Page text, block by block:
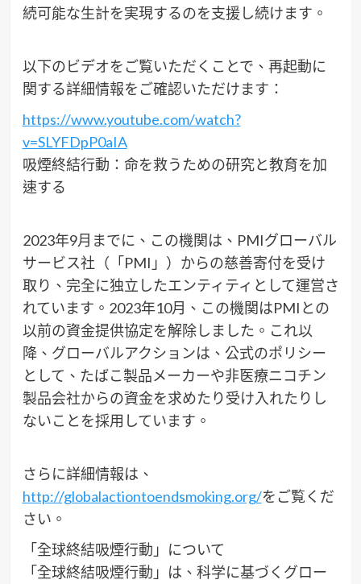
続可能な生計を実現するのを支援し続けます。
以下のビデオをご覧いただくことで、再起動に
関する詳細情報をご確認いただけます：
https://www.youtube.com/watch?
v=SLYFDpP0aIA
吸煙終結行動：命を救うための研究と教育を加
速する
2023年9月までに、この機関は、PMIグローバル
サービス社（「PMI」）からの慈善寄付を受け
取り、完全に独立したエンティティとして運営さ
れています。2023年10月、この機関はPMIとの
以前の資金提供協定を解除しました。これ以
降、グローバルアクションは、公式のポリシー
として、たばこ製品メーカーや非医療ニコチン
製品会社からの資金を求めたり受け入れたりし
ないことを採用しています。
さらに詳細情報は、
http://globalactiontoendsmoking.org/をご覧くだ
さい。
「全球終結吸煙行動」について
「全球終結吸煙行動」は、科学に基づくグロー